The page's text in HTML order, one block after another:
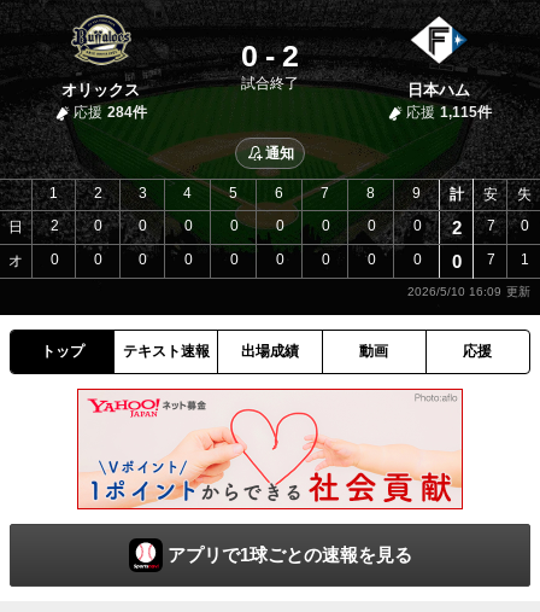
オリックス
応援 284件
0 - 2
試合終了 日本ハム
応援 1,115件
通知
日
オ
1 2 3 4 5 6 7 8
9
2
0 0 0 0 0 0 0
0
0
0 0 0 0 0 0 0 0
計 安 失
2 7 0
0 7 1
2026/5/10 16:09
トップ テキスト速報 出場成績 動画 応援
アプリで1球ごとの速報を見る